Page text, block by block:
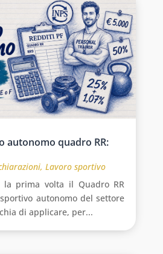
autonomo quadro RR:
, Lavoro sportivo
la prima volta il Quadro RR
autonomo del settore
di applicare, per...